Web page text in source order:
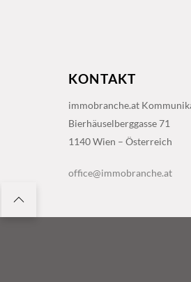
KONTAKT
immobranche.at
Bierhäuselberggasse 71
1140 Wien – Österreich
office@immobranche.at